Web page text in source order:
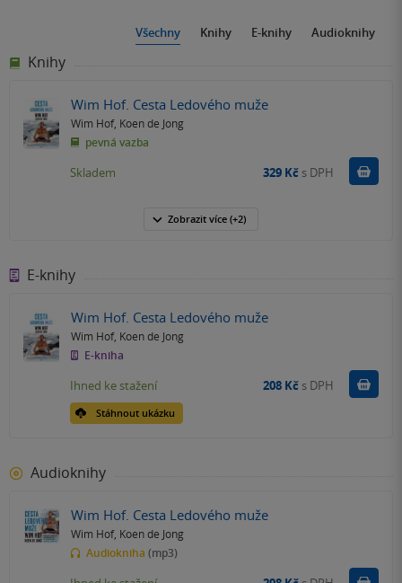
Všechny Knihy E-knihy Audioknihy
Knihy
Wim Hof. Cesta Ledového muže
Wim Hof, Koen de Jong
pevná vazba
Skladem 329 Kč s DPH
Zobrazit více (+2)
E-knihy
Wim Hof. Cesta Ledového muže
Wim Hof, Koen de Jong
E-kniha
Stáhnout ukázku
Ihned ke stažení 208 Kč s DPH Koupit
Audioknihy
Wim Hof. Cesta Ledového muže
Wim Hof, Koen de Jong
Audiokniha (mp3)